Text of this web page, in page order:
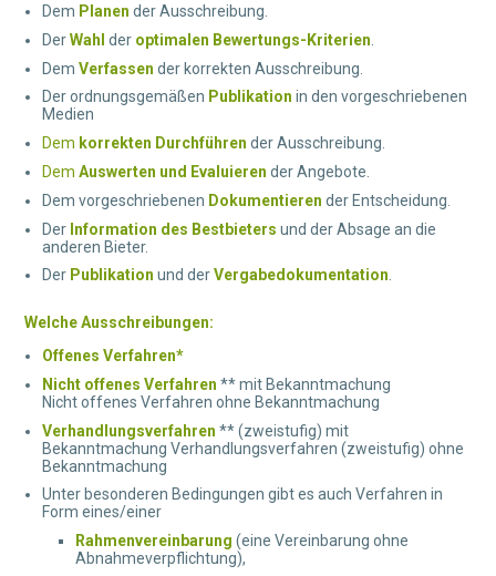
Dem Planen der Ausschreibung.
DerWahl der optimalen Bewertungs-Kriterien
DemVerfassen der korrekten Ausschreibung.
Der ordnungsgemäßen Publikation in den vorgeschriebenen
Medien
Dem korrekten Durchführen der Ausschreibung.
DemAuswerten und Evaluieren der Angebote.
Dem vorgeschriebenen Dokumentieren der Entscheidung.
Der Information des Bestbieters und der Absage an die
anderen Bieter.
Der Publikation und derVergabedokumentation.
Welche Ausschreibungen:
Offenes Verfahren*
Nicht offenes Verfahren ** mit Bekanntmachung
Nicht offenes Verfahren ohne Bekanntmachung
Verhandlungsverfahren ** (zweistufig) mit
Bekanntmachung Verhandlungsverfahren (zweistufig) ohne
Bekanntmachung
Unter besonderen Bedingungen gibt es auch Verfahren in
Form eines/einer
Rahmenvereinbarung (eine Vereinbarung ohne
Abnahmeverpflichtung),